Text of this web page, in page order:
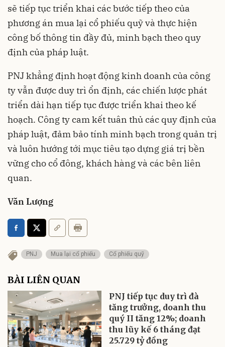
sẽ tiếp tục triển khai các bước tiếp theo của
phương án mua lại cổ phiếu quỹ và thực hiện
công bố thông tin đầy đủ, minh bạch theo quy
định của pháp luật.
PNJ khẳng định hoạt động kinh doanh của công
ty vẫn được duy trì ổn định, các chiến lược phát
triển dài hạn tiếp tục được triển khai theo kế
hoạch. Công ty cam kết tuân thủ các quy định của
pháp luật, đảm bảo tính minh bạch trong quản trị
và luôn hướng tới mục tiêu tạo dựng giá trị bền
vững cho cổ đông, khách hàng và các bên liên
quan.
Văn Lượng
PNJ Mua lại cổ phiếu Cổ phiếu quỹ
BÀI LIÊN QUAN
PNJ tiếp tục duy trì đà
tăng trưởng, doanh thu
quý II tăng 12%; doanh
thu lũy kế 6 tháng đạt
25.729 tỷ đồng